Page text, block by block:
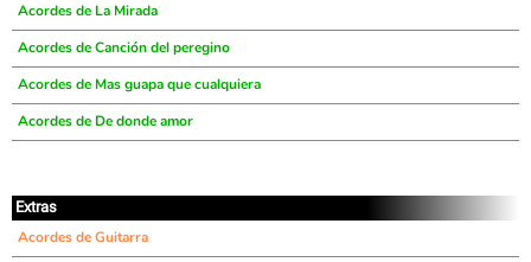
Acordes de La Mirada
Acordes de Canción del peregino
Acordes de Mas guapa que cualquiera
Acordes de De donde amor
Extras
Acordes de Guitarra